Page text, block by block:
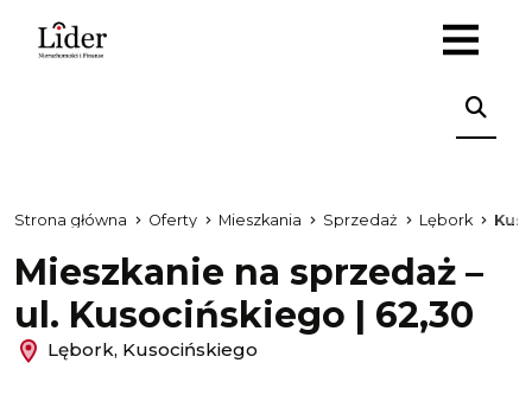
Strona główna Oferty Mieszkania Sprzedaż Lębork
Mieszkanie na sprzedaż –
ul. Kusocińskiego | 62,30
Lębork, Kusocińskiego